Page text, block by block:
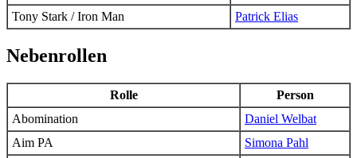
Tony Stark / Iron Man
Patrick Elias
Nebenrollen
Rolle
Person
Abomination
Daniel Welbat
Aim PA
Simona Pahl